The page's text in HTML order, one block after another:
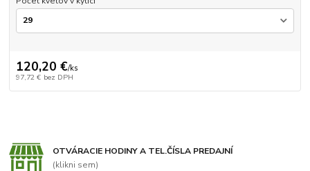
120,20 €/ks
97,72 € bez DPH
OTVÁRACIE HODINY A TEL.ČÍSLA PREDAJNÍ
(klikni sem)